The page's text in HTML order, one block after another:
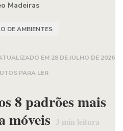
Madeiras
DE AMBIENTES
EM 28 DE JULHO DE 2026
PARA LER
8 padrões mais
móveis 3 min leitura